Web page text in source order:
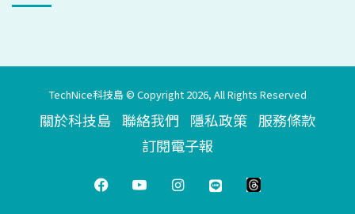
TechNice科技島 © Copyright 2026, All Rights Reserved
關於科技島 聯絡我們 隱私政策 服務條款
訂閱電子報